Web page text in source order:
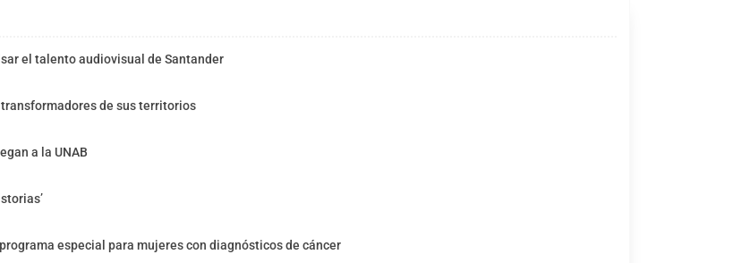
el talento audiovisual de Santander
de sus territorios
a la UNAB
especial para mujeres con diagnósticos de cáncer